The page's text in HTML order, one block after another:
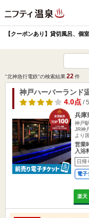
【クーポンあり】貸切風呂、個
"北神急行電鉄"の検索結果22 件
神戸ハーバーランド
4.0点 /
兵庫
神戸
JR神
より
営業
入浴
日帰
電子
楽天